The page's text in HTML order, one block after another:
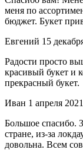
меня по
бюджет. Букет
Евгений 15
Радости просто
красивый букет и
прекрасный букет.
Иван 1 апреля 2021
Большое спасибо.
стране, из-за
довольна. Всем